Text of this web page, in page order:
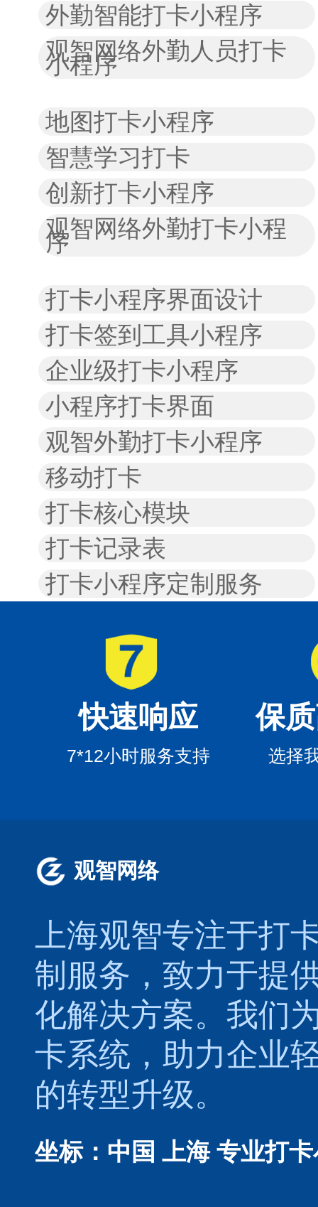
外勤智能打卡小程序
观智网络外勤人员打卡
小程序
地图打卡小程序
智慧学习打卡
创新打卡小程序
观智网络外勤打卡小程
序
打卡小程序界面设计
打卡签到工具小程序
企业级打卡小程序
小程序打卡界面
观智外勤打卡小程序
移动打卡
打卡核心模块
打卡记录表
打卡小程序定制服务
快速响应
7*12小时服务支持
保
选择
观智网络
上海观智专注于打
制服务，致力于提
化解决方案。我们
卡系统，助力企业
的转型升级。
坐标：中国 上海 专业打